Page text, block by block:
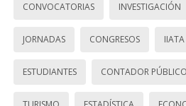
CONVOCATORIAS INVESTIGACIÓN
JORNADAS CONGRESOS IIATA
ESTUDIANTES CONTADOR PÚBLICO